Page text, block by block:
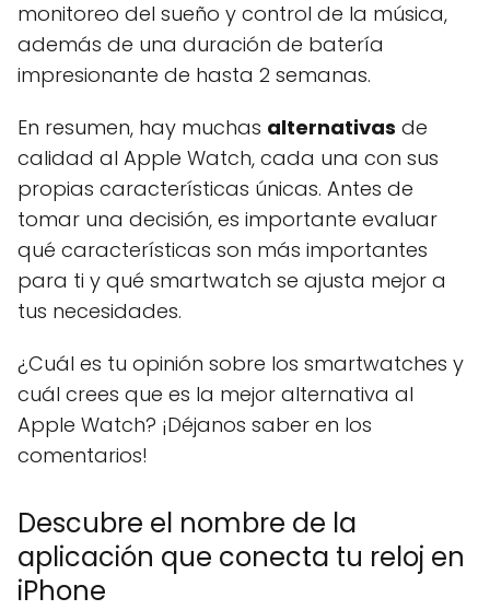
monitoreo del sueño y control de la música,
además de una duración de batería
impresionante de hasta 2 semanas.
En resumen, hay muchas alternativas de
calidad al Apple Watch, cada una con sus
propias características únicas. Antes de
tomar una decisión, es importante evaluar
qué características son más importantes
para ti y qué smartwatch se ajusta mejor a
tus necesidades.
¿Cuál es tu opinión sobre los smartwatches y
cuál crees que es la mejor alternativa al
Apple Watch? ¡Déjanos saber en los
comentarios!
Descubre el nombre de la
aplicación que conecta tu reloj en
iPhone